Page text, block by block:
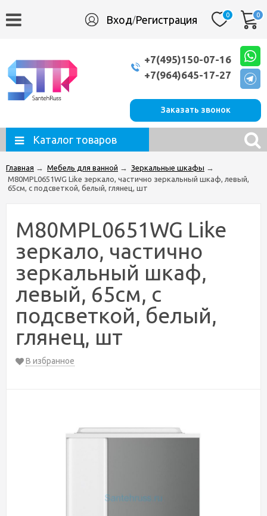
Вход/Регистрация 0 0
+7(495)150-07-16
+7(964)645-17-27
Заказать звонок
Каталог товаров
Главная → Мебель для ванной → Зеркальные шкафы →
M80MPL0651WG Like зеркало, частично зеркальный шкаф, левый,
65см, с подсветкой, белый, глянец, шт
M80MPL0651WG Like
зеркало, частично
зеркальный шкаф,
левый, 65см, с
подсветкой, белый,
глянец, шт
В избранное